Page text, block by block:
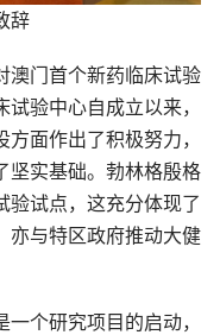
辞
澳门首个新药临床试验
验中心自成立以来，
面作出了积极努力，
坚实基础。勃林格殷格
验试点，这充分体现了
亦与特区政府推动大健
个研究项目的启动，